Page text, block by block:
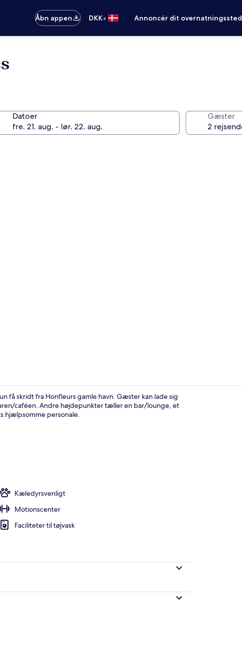
Åbn appen
DKK• Annoncér dit overnatningssted
Datoer Gæster
få skridt fra Honfleurs gamle havn. Gæster kan lade sig
caféen. Andre højdepunkter tæller en bar/lounge, et
hjælpsomme personale.
Kæledyrsvenligt
Motionscenter
Faciliteter til tøjvask